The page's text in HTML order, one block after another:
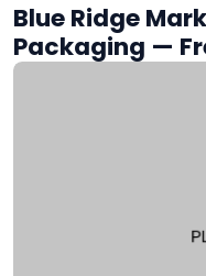
Blue Ridge
Packaging —